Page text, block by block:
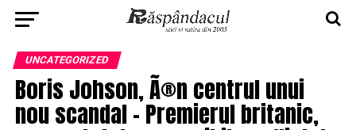
UNCATEGORIZED
Boris Johson, Ã®n centrul unui
nou scandal – Premierul britanic,